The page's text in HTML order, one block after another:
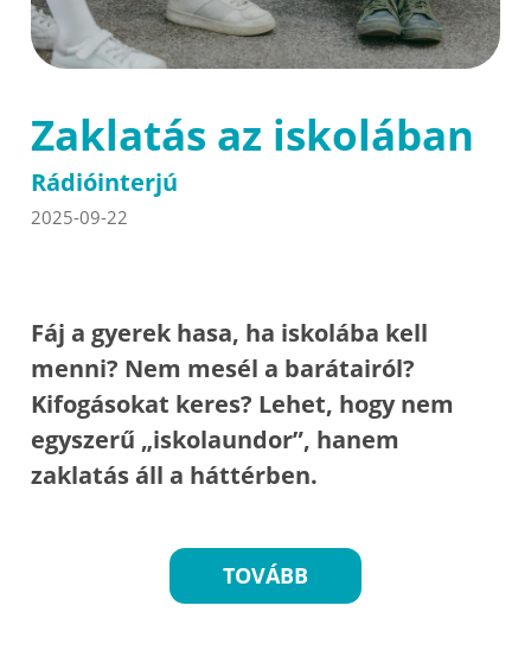
Zaklatás az iskolában
Rádióinterjú
2025-09-22
Fáj a gyerek hasa, ha iskolába kell
menni? Nem mesél a barátairól?
Kifogásokat keres? Lehet, hogy nem
egyszerű „iskolaundor”, hanem
zaklatás áll a háttérben.
TOVÁBB